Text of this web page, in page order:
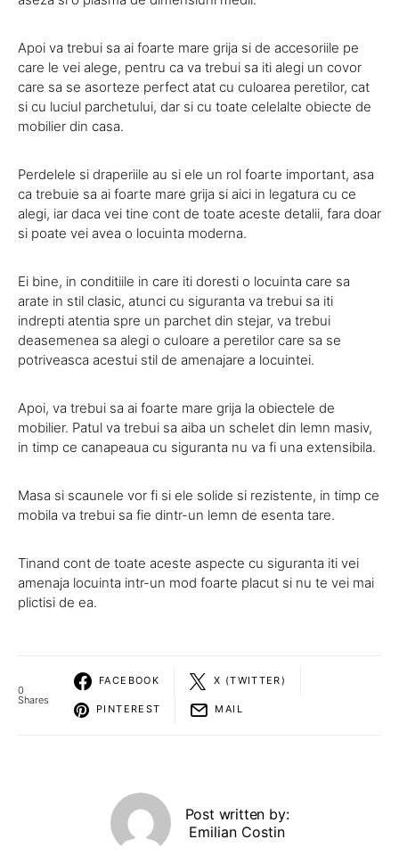
Apoi va trebui sa ai foarte mare grija si de accesoriile pe
care le vei alege, pentru ca va trebui sa iti alegi un covor
care sa se asorteze perfect atat cu culoarea peretilor, cat
si cu luciul parchetului, dar si cu toate celelalte obiecte de
mobilier din casa.
Perdelele si draperiile au si ele un rol foarte important, asa
ca trebuie sa ai foarte mare grija si aici in legatura cu ce
alegi, iar daca vei tine cont de toate aceste detalii, fara doar
si poate vei avea o locuinta moderna.
Ei bine, in conditiile in care iti doresti o locuinta care sa
arate in stil clasic, atunci cu siguranta va trebui sa iti
indrepti atentia spre un parchet din stejar, va trebui
deasemenea sa alegi o culoare a peretilor care sa se
potriveasca acestui stil de amenajare a locuintei.
Apoi, va trebui sa ai foarte mare grija la obiectele de
mobilier. Patul va trebui sa aiba un schelet din lemn masiv,
in timp ce canapeaua cu siguranta nu va fi una extensibila.
Masa si scaunele vor fi si ele solide si rezistente, in timp ce
mobila va trebui sa fie dintr-un lemn de esenta tare.
Tinand cont de toate aceste aspecte cu siguranta iti vei
amenaja locuinta intr-un mod foarte placut si nu te vei mai
plictisi de ea.
0
Shares
FACEBOOK X (TWITTER)
PINTEREST MAIL
Post written by:
Emilian Costin